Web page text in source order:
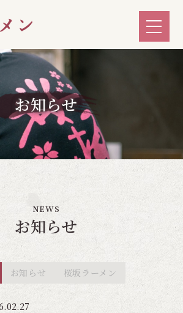
お知らせ
NEWS
お知らせ
お知らせ 桜坂ラーメン